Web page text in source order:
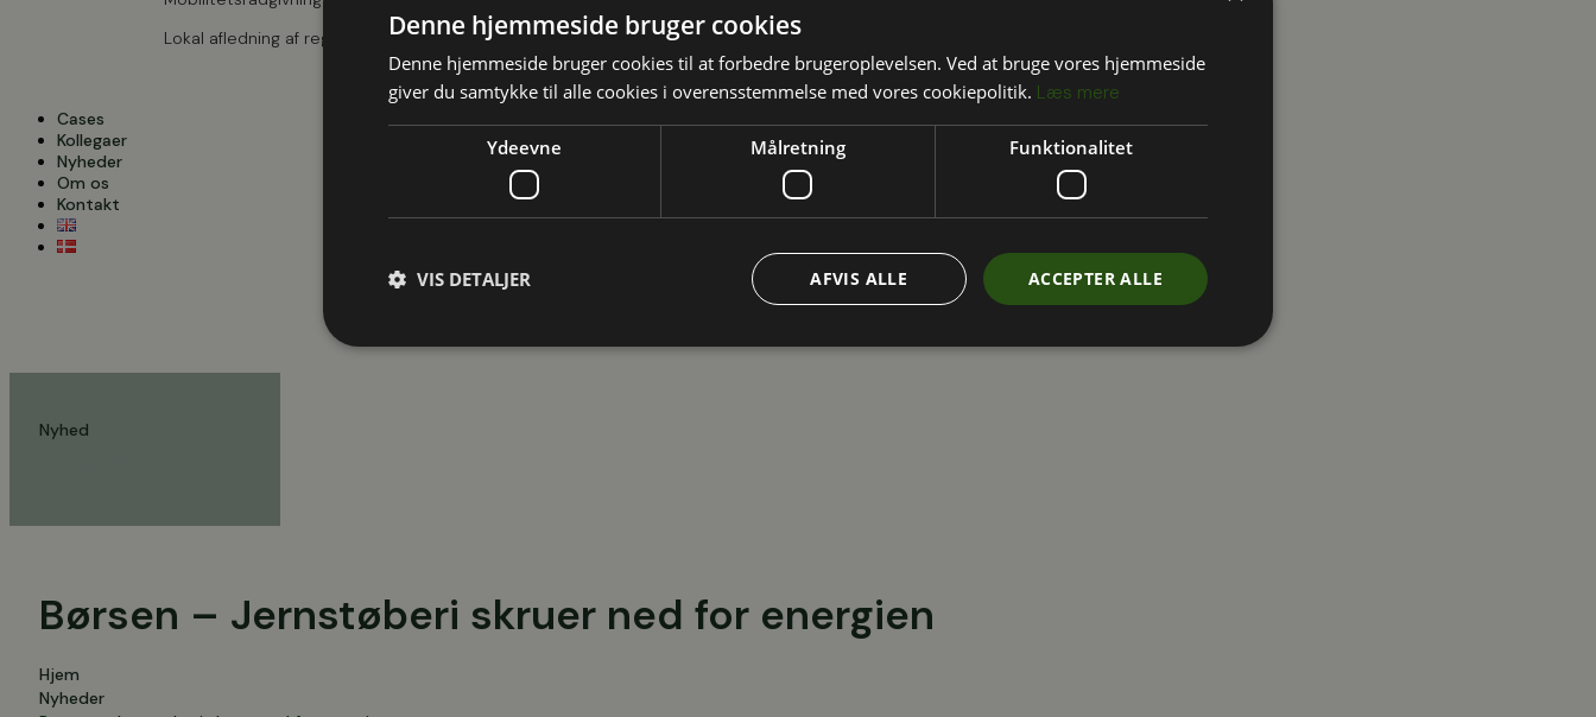
Lokal afledning af regnvand
Cases
Kollegaer
Nyheder
Om os
Kontakt
Nyhed
Børsen – Jernstøberi skruer ned for energien
Hjem
Nyheder
Denne hjemmeside bruger cookies
Denne hjemmeside bruger cookies til at forbedre brugeroplevelsen. Ved at bruge vores hjemmeside
giver du samtykke til alle cookies i overensstemmelse med vores cookiepolitik. Læs mere
Ydeevne Målretning Funktionalitet
ACCEPTER ALLE
AFVIS ALLE
VIS DETALJER